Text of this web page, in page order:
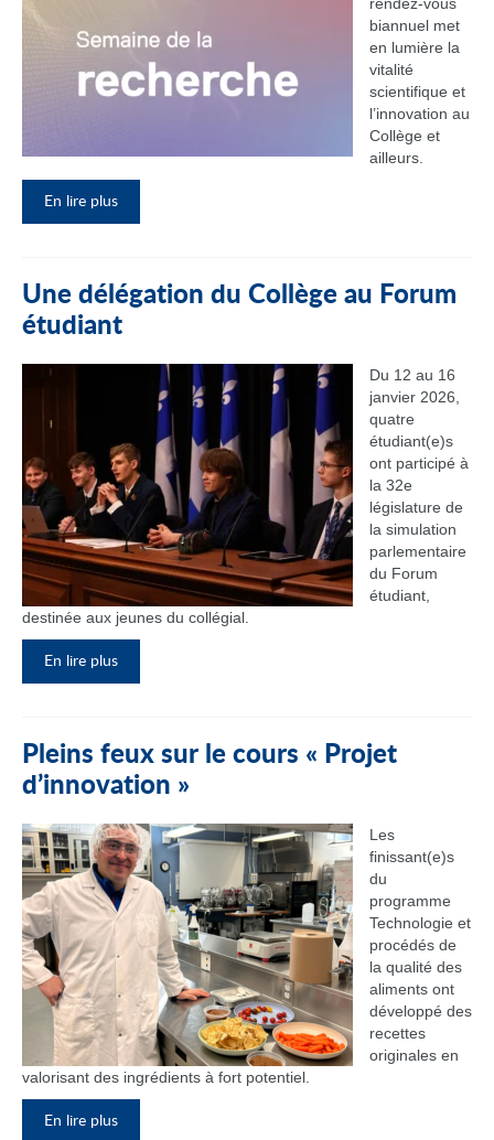
biannuel met
en lumière la
vitalité
scientifique et
l’innovation au
Collège et
ailleurs.
En lire plus
Une délégation du Collège au Forum
étudiant
Du 12 au 16
janvier 2026,
quatre
étudiant(e)s
ont participé à
la 32e
législature de
la simulation
parlementaire
du Forum
étudiant,
destinée aux jeunes du collégial.
En lire plus
Pleins feux sur le cours « Projet
d’innovation »
Les
finissant(e)s
du
programme
Technologie et
procédés de
la qualité des
aliments ont
développé des
recettes
originales en
valorisant des ingrédients à fort potentiel.
En lire plus